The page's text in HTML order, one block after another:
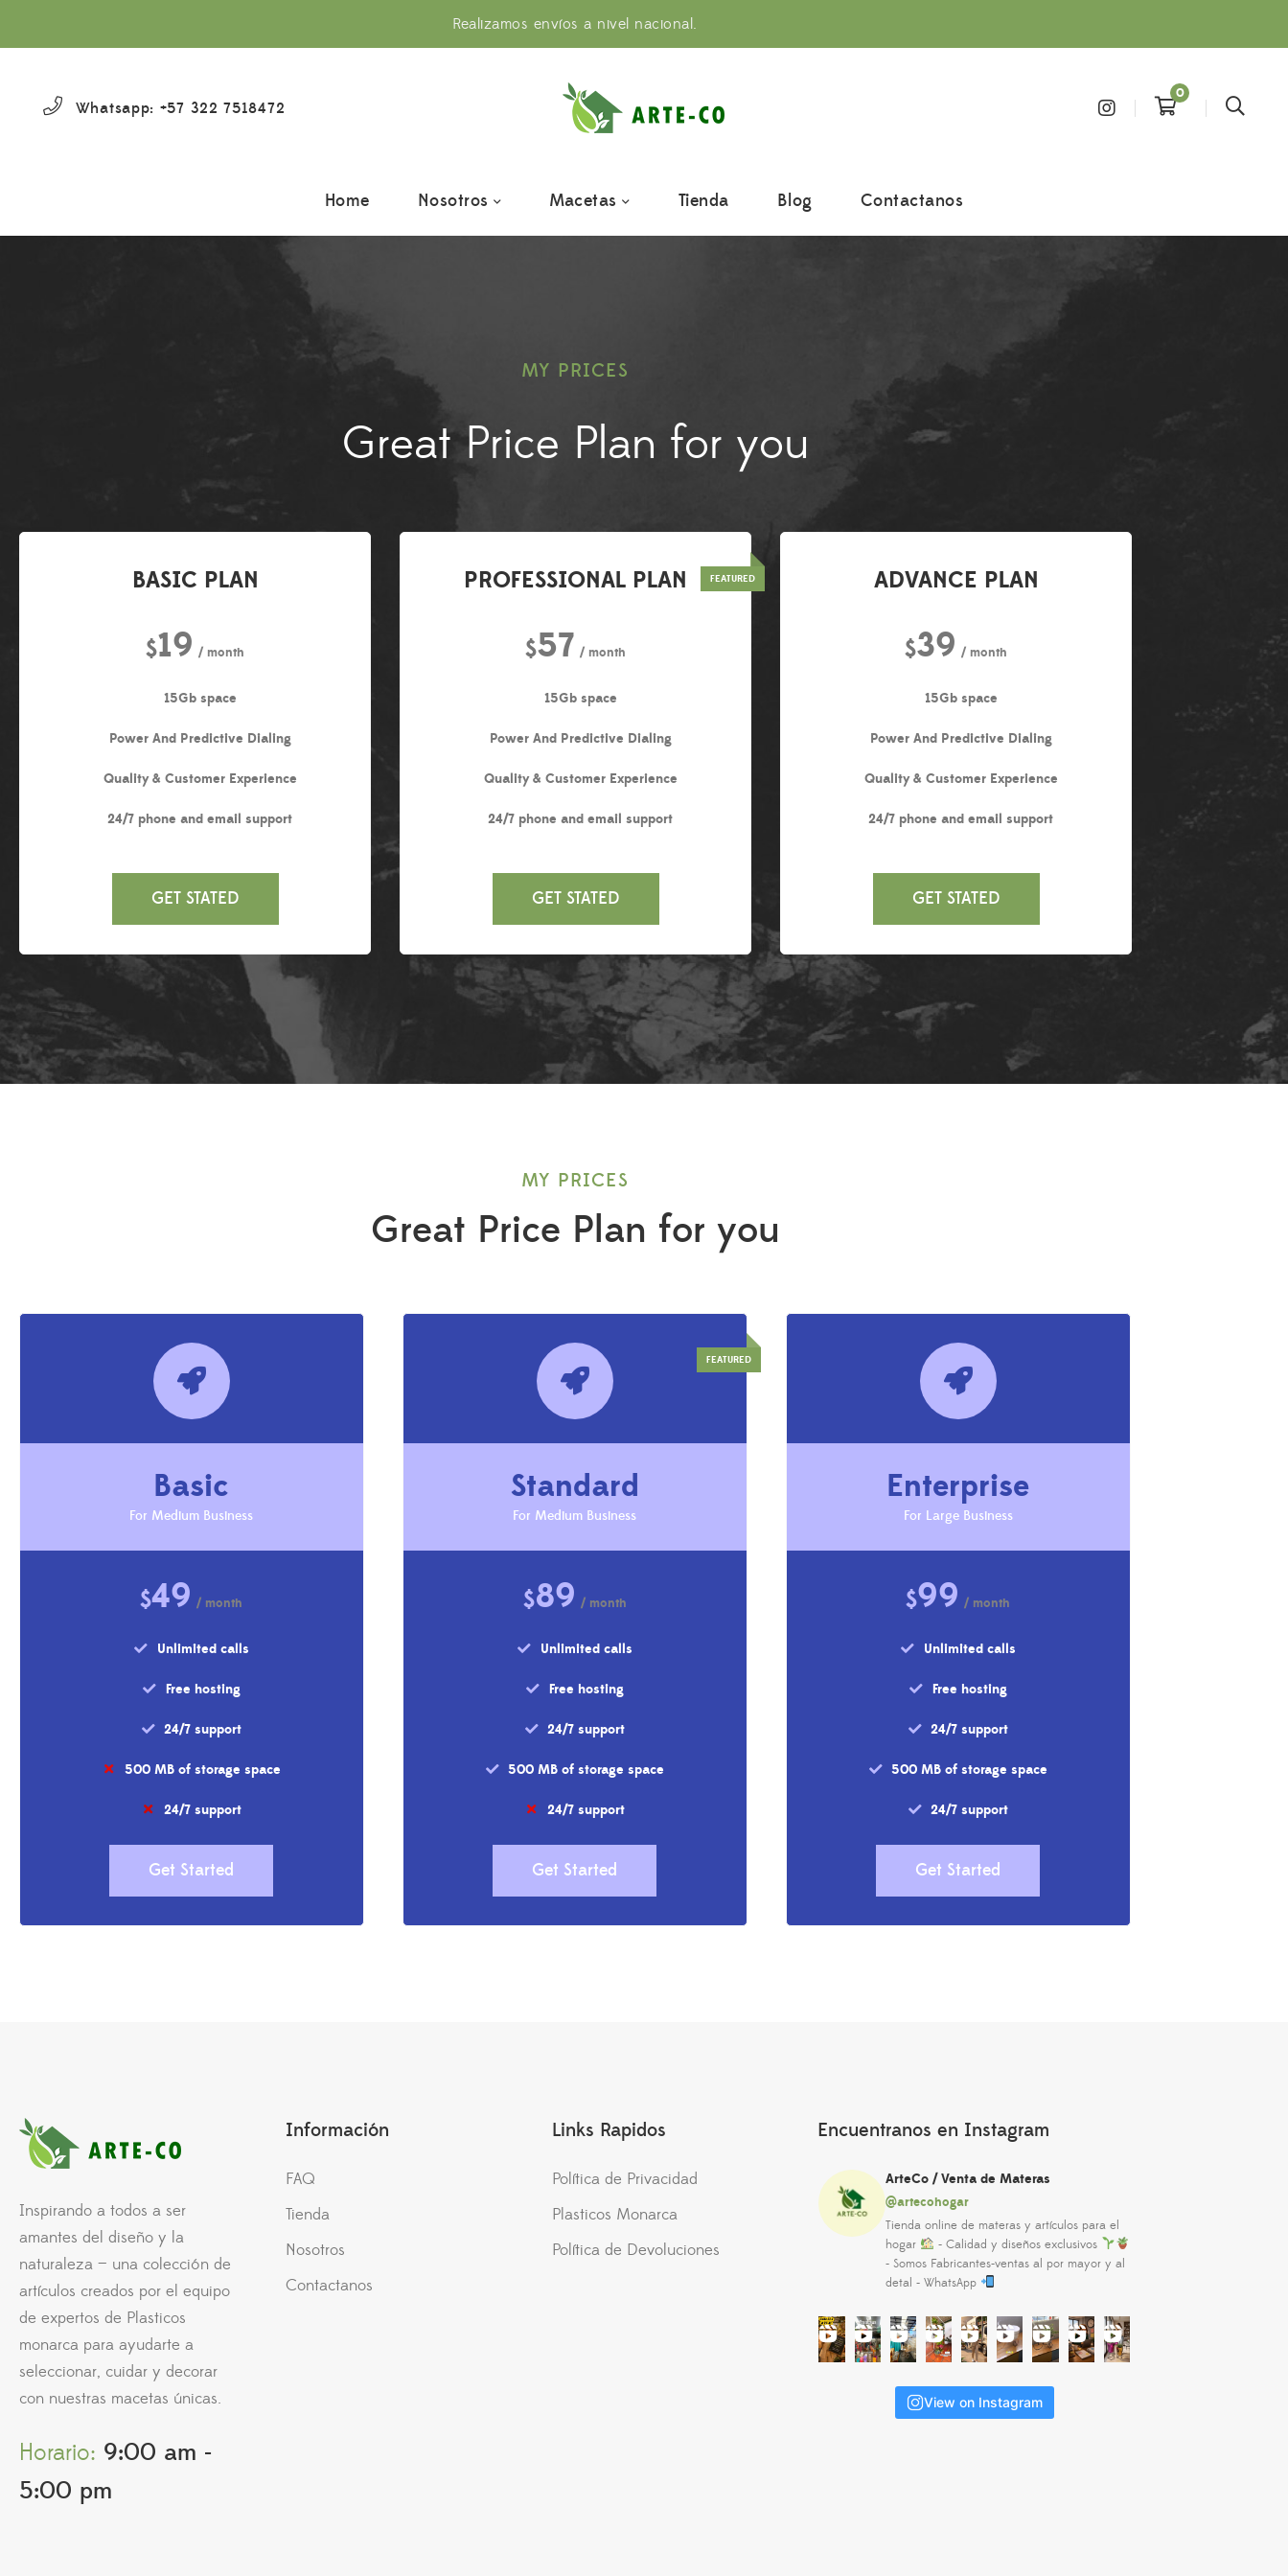
Realizamos envíos a nivel nacional.
Whatsapp: +57 322 7518472
0
Home Nosotros Macetas Tienda Blog Contactanos
MY PRICES
Great Price Plan for you
BASIC PLAN
$19 / month
15Gb space
Power And Predictive Dialing
Quality & Customer Experience
24/7 phone and email support
GET STATED
PROFESSIONAL PLAN
$57 / month
15Gb space
Power And Predictive Dialing
Quality & Customer Experience
24/7 phone and email support
GET STATED
ADVANCE PLAN
$39 / month
15Gb space
Power And Predictive Dialing
Quality & Customer Experience
24/7 phone and email support
GET STATED
MY PRICES
Great Price Plan for you
Basic
For Medium Business
$49 / month
Unlimited calls
Free hosting
24/7 support
500 MB of storage space
24/7 support
Get Started
Standard
For Medium Business
$89 / month
Unlimited calls
Free hosting
24/7 support
500 MB of storage space
24/7 support
Get Started
Enterprise
For Large Business
$99 / month
Unlimited calls
Free hosting
24/7 support
500 MB of storage space
24/7 support
Get Started
Inspirando a todos a ser
amantes del diseño y la
naturaleza — una colección de
artículos creados por el equipo
de expertos de Plasticos
monarca para ayudarte a
seleccionar, cuidar y decorar
con nuestras macetas únicas.
Horario: 9:00 am -
5:00 pm
Información
FAQ
Tienda
Nosotros
Contactanos
Links Rapidos
Política de Privacidad
Plasticos Monarca
Política de Devoluciones
Encuentranos en Instagram
ArteCo / Venta de Materas
@artecohogar
Tienda online de materas y artículos para el
hogar
- Calidad y diseños exclusivos
- Somos Fabricantes-ventas al por mayor y al
detal - WhatsApp
View on Instagram